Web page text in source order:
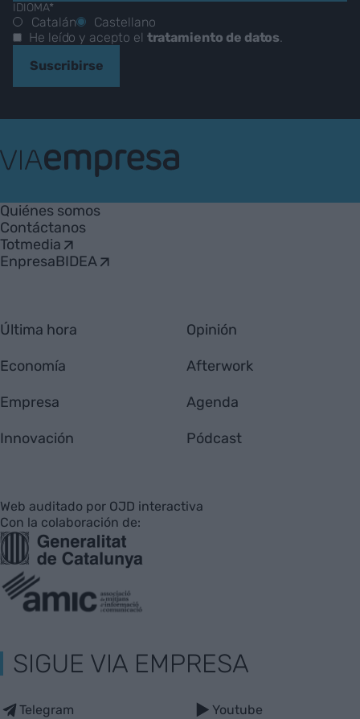
IDIOMA*
Catalán
Castellano
He leído y acepto el tratamiento de datos.
Suscribirse
Empresa
Quiénes somos
Contáctanos
Totmedia
EnpresaBIDEA
Última hora
Economía
Empresa
Innovación
Opinión
Afterwork
Agenda
Pódcast
Web auditado por OJD interactiva
Con la colaboración de:
SIGUE VIA EMPRESA
Telegram Youtube